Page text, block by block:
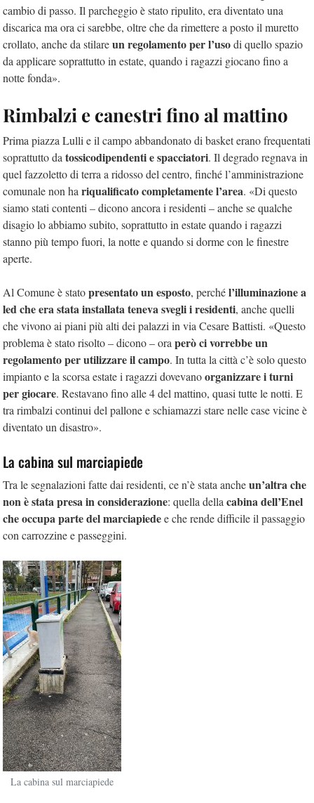
cambio di passo. Il parcheggio è stato ripulito, era diventato una
discarica ma ora ci sarebbe, oltre che da rimettere a posto il muretto
crollato, anche da stilareun regolamento per l’usodi quello spazio
da applicare soprattutto in estate, quando i ragazzi giocano fino a
notte fonda».
Rimbalzi e canestri fino al mattino
Prima piazza Lulli e il campo abbandonato di basket erano frequentati
soprattutto da tossicodipendenti e spacciatori. Il degrado regnava in
quel fazzoletto di terra a ridosso del centro, finché l’amministrazione
comunale non ha riqualificato completamente l’area. «Di questo
siamo stati contenti – dicono ancora i residenti – anche se qualche
disagio lo abbiamo subito, soprattutto in estate quando i ragazzi
stanno più tempo fuori, la notte e quando si dorme con le finestre
aperte.
Al Comune è statopresentato un esposto, perchél’illuminazione a
led che era stata installata teneva svegli i residenti, anche quelli
che vivono ai piani più alti dei palazzi in via Cesare Battisti. «Questo
problema è stato risolto – dicono – ora però ci vorrebbe un
regolamento per utilizzare il campo. In tutta la città c’è solo questo
impianto e la scorsa estate i ragazzi dovevanoorganizzare i turni
per giocare. Restavano fino alle 4 del mattino, quasi tutte le notti. E
tra rimbalzi continui del pallone e schiamazzi stare nelle case vicine è
diventato un disastro».
La cabina sul marciapiede
Tra le segnalazioni fatte dai residenti, ce n’è stata ancheun’altra che
non è stata presa in considerazione: quella della cabina dell’Enel
che occupa parte del marciapiedee che rende difficile il passaggio
con carrozzine e passeggini.
La cabina sul marciapiede